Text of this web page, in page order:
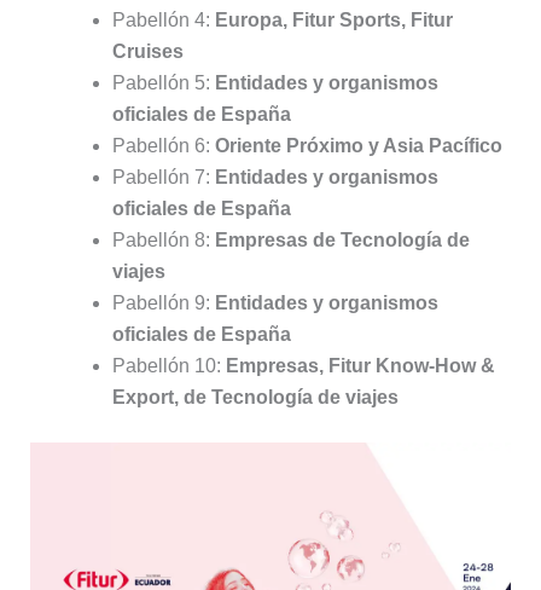
Pabellón 4: Europa, Fitur Sports, Fitur
Cruises
Pabellón 5: Entidades y organismos
oficiales de España
Pabellón 6: Oriente Próximo y Asia Pacífico
Pabellón 7: Entidades y organismos
oficiales de España
Pabellón 8: Empresas de Tecnología de
viajes
Pabellón 9: Entidades y organismos
oficiales de España
Pabellón 10: Empresas, Fitur Know-How &
Export, de Tecnología de viajes